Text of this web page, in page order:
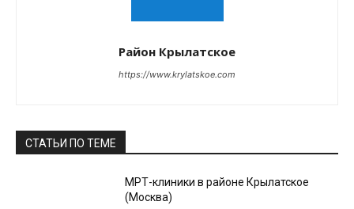
Район Крылатское
https://www.krylatskoe.com
СТАТЬИ ПО ТЕМЕ
МРТ-клиники в районе Крылатское
(Москва)